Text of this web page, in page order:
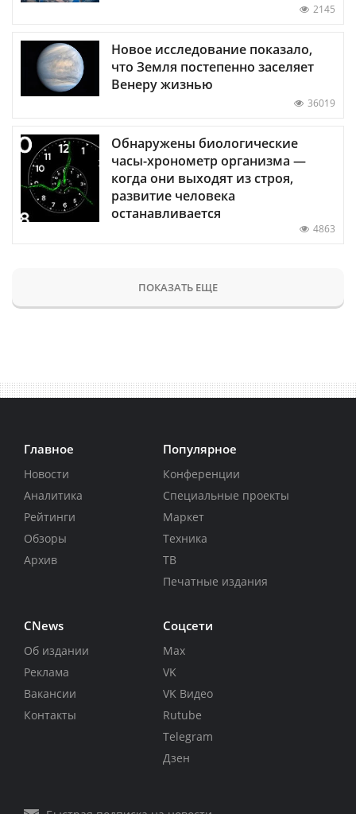
2145
Новое исследование показало,
что Земля постепенно заселяет
Венеру жизнью
36019
Обнаружены биологические
часы-хронометр организма —
когда они выходят из строя,
развитие человека
останавливается
4863
ПОКАЗАТЬ ЕЩЕ
Главное
Новости
Аналитика
Рейтинги
Обзоры
Архив
Популярное
Конференции
Специальные проекты
Маркет
Техника
ТВ
Печатные издания
CNews
Об издании
Реклама
Вакансии
Контакты
Соцсети
Max
VK
VK Видео
Rutube
Telegram
Дзен